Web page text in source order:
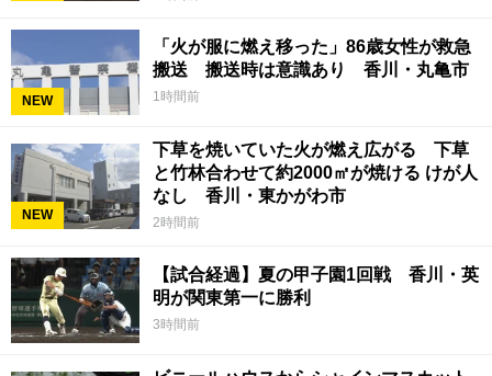
NEW
「火が服に燃え移った」86歳女性が救急
搬送 搬送時は意識あり 香川・丸亀市
1時間前
NEW
下草を焼いていた火が燃え広がる 下草
と竹林合わせて約2000㎡が焼ける けが人
なし 香川・東かがわ市
2時間前
【試合経過】夏の甲子園1回戦 香川・英
明が関東第一に勝利
3時間前